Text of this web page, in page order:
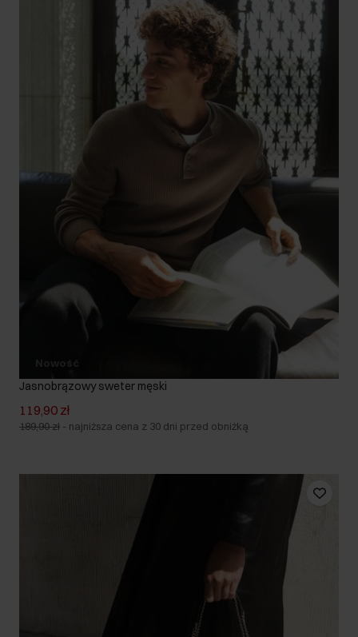
Nowość
Jasnobrązowy sweter męski
119,90 zł
189,90 zł - najniższa cena z 30 dni przed obniżką